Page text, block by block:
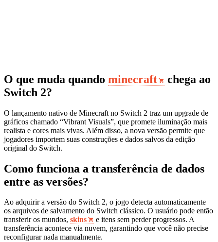
O que muda quando minecraft
chega ao
Switch 2?
O lançamento nativo de Minecraft no Switch 2 traz um upgrade de
gráficos chamado “Vibrant Visuals”, que promete iluminação mais
realista e cores mais vivas. Além disso, a nova versão permite que
jogadores importem suas construções e dados salvos da edição
original do Switch.
Como funciona a transferência de dados
entre as versões?
Ao adquirir a versão do Switch 2, o jogo detecta automaticamente
os arquivos de salvamento do Switch clássico. O usuário pode então
transferir os mundos, skins
e itens sem perder progressos. A
transferência acontece via nuvem, garantindo que você não precise
reconfigurar nada manualmente.